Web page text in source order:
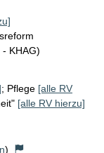
KHAG)
; Pflege [alle RV
[alle RV hierzu]
)